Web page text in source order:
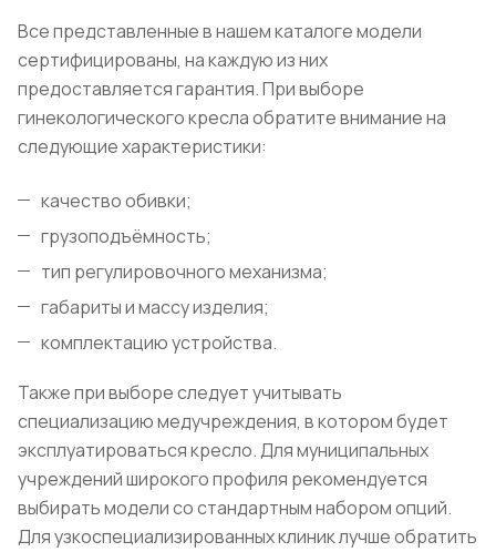
Все представленные в нашем каталоге модели
сертифицированы, на каждую из них
предоставляется гарантия. При выборе
гинекологического кресла обратите внимание на
следующие характеристики:
качество обивки;
грузоподъёмность;
тип регулировочного механизма;
габариты и массу изделия;
комплектацию устройства.
Также при выборе следует учитывать
специализацию медучреждения, в котором будет
эксплуатироваться кресло. Для муниципальных
учреждений широкого профиля рекомендуется
выбирать модели со стандартным набором опций.
Для узкоспециализированных клиник лучше обратить